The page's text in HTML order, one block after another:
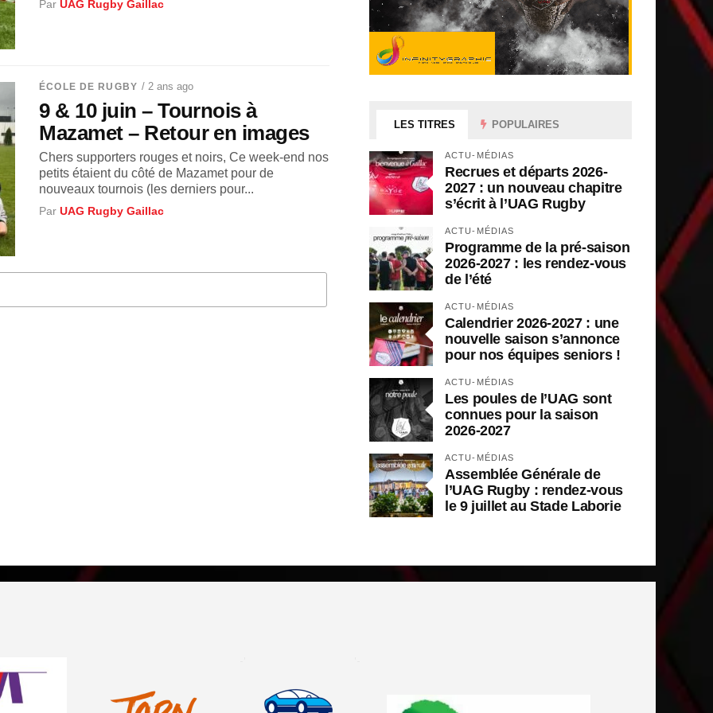
ParUAG Rugby Gaillac
ÉCOLE DE RUGBY / 2 ans ago
9 & 10 juin – Tournois à
Mazamet – Retour en images
Chers supporters rouges et noirs, Ce week-end nos
petits étaient du côté de Mazamet pour de
nouveaux tournois (les derniers pour...
ParUAG Rugby Gaillac
LES TITRES POPULAIRES
ACTU-MÉDIAS
Recrues et départs 2026-
2027 : un nouveau chapitre
s’écrit à l’UAG Rugby
ACTU-MÉDIAS
Programme de la pré-saison
2026-2027 : les rendez-vous
de l’été
ACTU-MÉDIAS
Calendrier 2026-2027 : une
nouvelle saison s’annonce
pour nos équipes seniors !
ACTU-MÉDIAS
Les poules de l’UAG sont
connues pour la saison
2026-2027
ACTU-MÉDIAS
Assemblée Générale de
l’UAG Rugby : rendez-vous
le 9 juillet au Stade Laborie